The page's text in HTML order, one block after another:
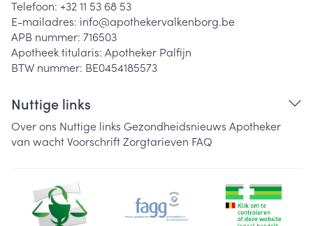
Telefoon: +32 11 53 68 53
E-mailadres: info@apothekervalkenborg.be
APB nummer: 716503
Apotheek titularis: Apotheker Palfijn
BTW nummer: BE0454185573
Nuttige links
Over ons Nuttige links Gezondheidsnieuws Apotheker
van wachtVoorschriftZorgtarieven FAQ